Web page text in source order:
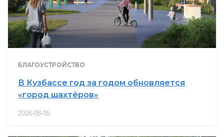
БЛАГОУСТРОЙСТВО
В Кузбассе год за годом обновляется
«город шахтёров»
2026-08-05